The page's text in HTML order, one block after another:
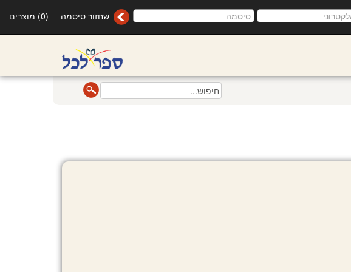
שחזור סיסמה (0) מוצרים